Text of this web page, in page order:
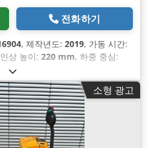
전화하기
, 제작년도: 2019, 가동 시간:
상 높이: 220 mm, 하중 중심:
스트 유형:
길이:1,150 mm, 총중량:305 kg,
소형 광고